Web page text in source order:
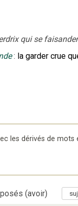
qui se
: la garder crue
les dérivés de mots
(avoir)